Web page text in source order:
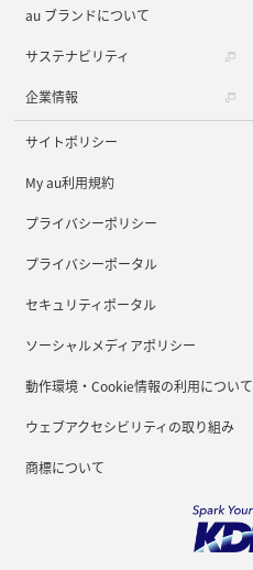
au ブランドについて
サステナビリティ
企業情報
サイトポリシー
My au利用規約
プライバシーポリシー
プライバシーポータル
セキュリティポータル
ソーシャルメディアポリシー
動作環境・Cookie情報の利用について
ウェブアクセシビリティの取り組み
商標について